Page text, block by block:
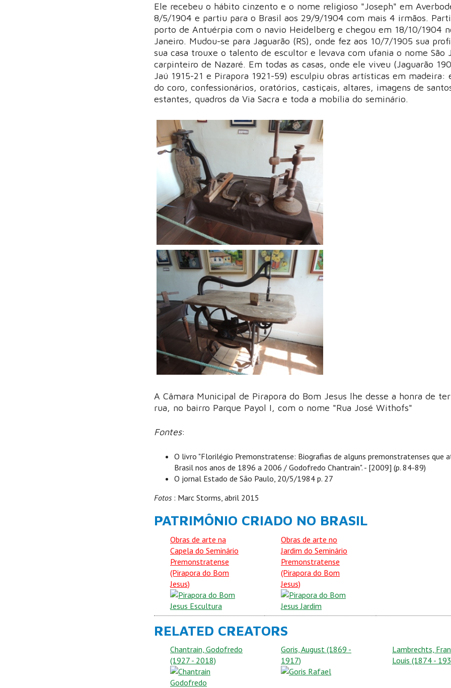
Ele recebeu o hábito cinzento e o nome religioso "Joseph" em
8/5/1904 e partiu para o Brasil aos 29/9/1904 com mais 4 irmãos.
porto de Antuérpia com o navio Heidelberg e chegou em 18/10/1904
Janeiro. Mudou-se para Jaguarão (RS), onde fez aos 10/7/1905 sua
sua casa trouxe o talento de escultor e levava com ufania o nome São
carpinteiro de Nazaré. Em todas as casas, onde ele viveu (Jaguarão
Jaú 1915-21 e Pirapora 1921-59) esculpiu obras artísticas em madeira:
do coro, confessionários, oratórios, castiçais, altares, imagens de
estantes, quadros da Via Sacra e toda a mobília do seminário.
A Câmara Municipal de Pirapora do Bom Jesus lhe desse a honra de
rua, no bairro Parque Payol I, com o nome "Rua José Withofs"
Fontes:
O livro "Florilégio Premonstratense: Biografias de alguns premonstratenses que
Brasil nos anos de 1896 a 2006 / Godofredo Chantrain". - [2009] (p. 84-89)
O jornal Estado de São Paulo, 20/5/1984 p. 27
Fotos : Marc Storms, abril 2015
PATRIMÔNIO CRIADO NO BRASIL
Obras de arte na
Capela do Seminário
Premonstratense
(Pirapora do Bom
Jesus)
Obras de arte no
Jardim do Seminário
Premonstratense
(Pirapora do Bom
Jesus)
RELATED CREATORS
Chantrain, Godofredo
(1927 - 2018)
Goris, August (1869 -
1917)
Lambrechts,
Louis (1874 -